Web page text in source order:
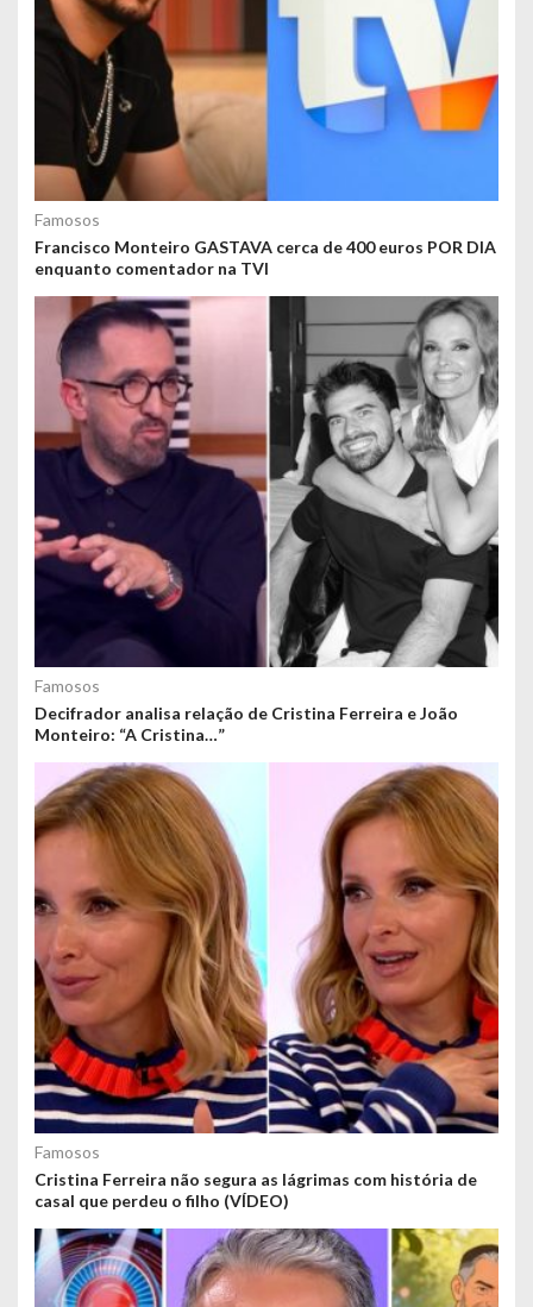
Famosos
Francisco Monteiro GASTAVA cerca de 400 euros POR DIA
enquanto comentador na TVI
Famosos
Decifrador analisa relação de Cristina Ferreira e João
Monteiro: “A Cristina…”
Famosos
Cristina Ferreira não segura as lágrimas com história de
casal que perdeu o filho (VÍDEO)